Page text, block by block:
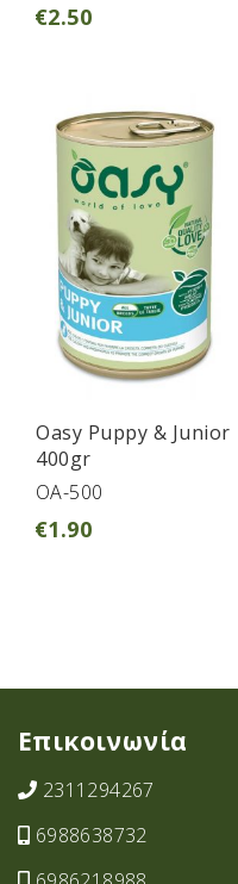
€2.50
Oasy Puppy & Junior
400gr
OA-500
€1.90
Επικοινωνία
2311294267
6988638732